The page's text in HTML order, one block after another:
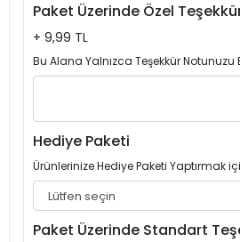
Paket Üzerinde Özel
+ 9,99 TL
Bu Alana Yalnızca Teşekkür Notunuzu
Hediye Paketi
Ürünlerinize Hediye Paketi Yaptırmak
Paket Üzerinde Standart